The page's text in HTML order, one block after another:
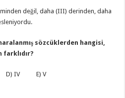
değil, daha (III) derinden, daha
sözcüklerden hangisi,
farklıdır?
IV E) V